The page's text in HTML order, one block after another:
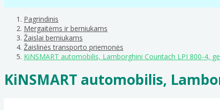
Pagrindinis
Mergaitėms ir berniukams
Žaislai berniukams
Žaislinės transporto priemonės
KiNSMART automobilis, Lamborghini Countach LPI 800-4,
KiNSMART automobilis,